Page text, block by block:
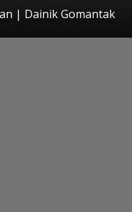
| Dainik Gomantak